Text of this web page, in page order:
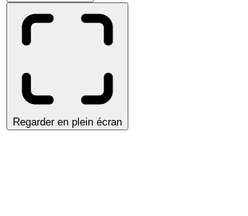
Regarder en plein écran